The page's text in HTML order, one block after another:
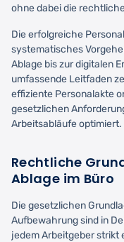
ohne dabei die
Die erfolgreiche
systematisches
Ablage bis zur digitalen
umfassende Leitfaden
effiziente Personalakte
gesetzlichen
Arbeitsabläufe optimiert.
Rechtliche
Ablage im Büro
Die gesetzlichen
Aufbewahrung sind in
jedem Arbeitgeber strikt